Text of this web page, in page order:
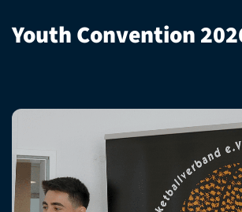
Youth Convention